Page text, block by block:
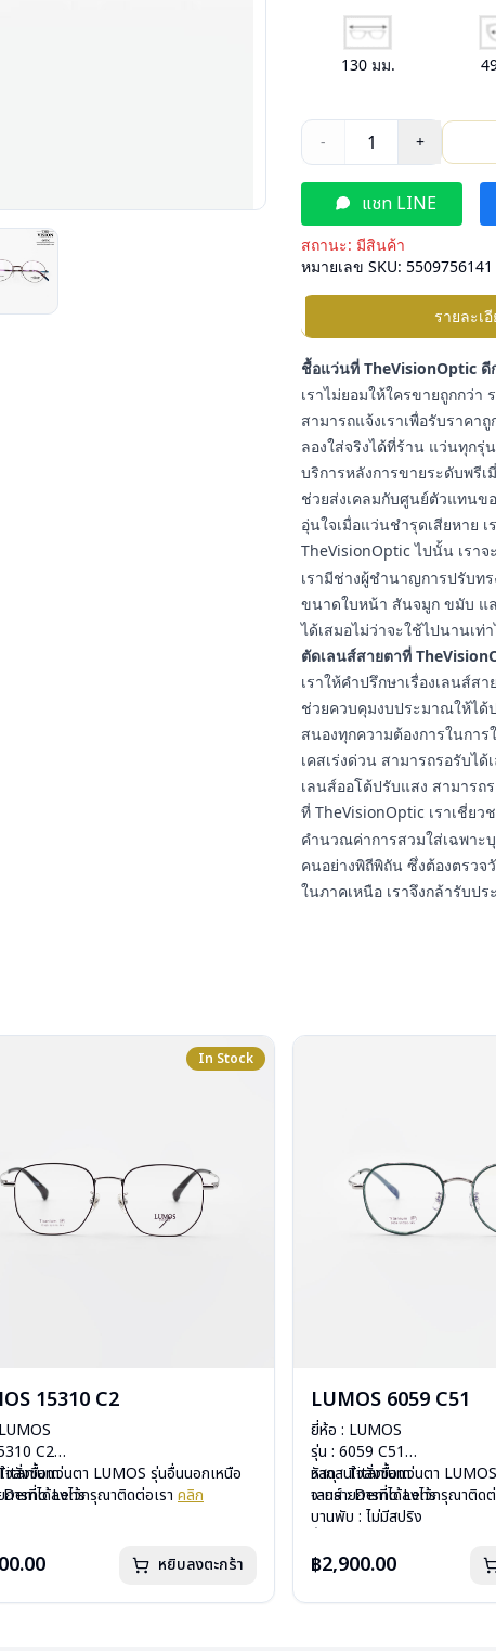
130 มม.
- 1 +
แชท LINE
สถานะ: มีสินค้า
หมายเลข SKU: 5509756141
รายละเ
ชื้อแว่นที่ TheVisionOptic ดี
เราไม่ยอมให้ใครขายถูกกว่า
สามารถแจ้งเราเพื่อรับราคา
ลองใส่จริงได้ที่ร้าน แว่นทุกรุ่
บริการหลังการขายระดับพรีเ
ช่วยส่งเคลมกับศูนย์ตัวแทนข
อุ่นใจเมื่อแว่นชำรุดเสียหาย
TheVisionOptic ไปนั้น เรา
เรามีช่างผู้ชำนาญการปรับท
ขนาดใบหน้า สันจมูก ขมับ แ
ได้เสมอไม่ว่าจะใช้ไปนานเท่
ตัดเลนส์สายตาที่
เราให้คำปรึกษาเรื่องเลนส์
ช่วยควบคุมงบประมาณให้ได้
สนองทุกความต้องการในกา
เคสเร่งด่วน สามารถรอรับไ
เลนส์ออโต้ปรับแสง สามารถ
ที่ TheVisionOptic เราเชี่ยว
คำนวณค่าการสวมใส่เฉพาะ
คนอย่างพิถีพิถัน ซึ่งต้องตรวจ
ในภาคเหนือ เราจึงกล้ารับป
In Stock
15310 C2
C2
Demo Lens
: กล่องแว่น , ผ้าเช็ดแว่น
จสั่งชื้อแว่นตา LUMOS รุ่นอื่นนอกเหนือ
การที่ได้ลงไว้กรุณาติดต่อเรา คลิก
หยิบลงตะกร้า
LUMOS 6059 C51
ยี่ห้อ : LUMOS
รุ่น : 6059 C51
วัสดุ : Titanium
เลนส์ : Demo Lens
บานพับ : ไม่มีสปริง
อุปกรณ์ : กล่องแว่น , ผ้าเช็ดแว่
หากสนใจสั่งชื้อแว่นตา
จากรายการที่ได้ลงไว้กรุณาติดต่
฿2,900.00